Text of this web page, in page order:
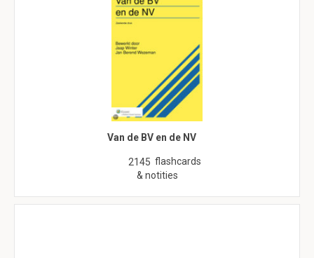
Van de BV en de NV
2145 flashcards
& notities